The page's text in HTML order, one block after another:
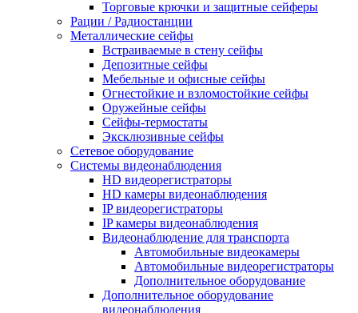
Торговые крючки и защитные сейферы
Рации / Радиостанции
Металлические сейфы
Встраиваемые в стену сейфы
Депозитные сейфы
Мебельные и офисные сейфы
Огнестойкие и взломостойкие сейфы
Оружейные сейфы
Сейфы-термостаты
Эксклюзивные сейфы
Сетевое оборудование
Системы видеонаблюдения
HD видеорегистраторы
HD камеры видеонаблюдения
IP видеорегистраторы
IP камеры видеонаблюдения
Видеонаблюдение для транспорта
Автомобильные видеокамеры
Автомобильные видеорегистраторы
Дополнительное оборудование
Дополнительное оборудование
видеонаблюдения